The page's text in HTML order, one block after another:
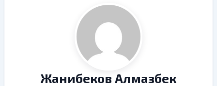
Жанибеков Алмазбек